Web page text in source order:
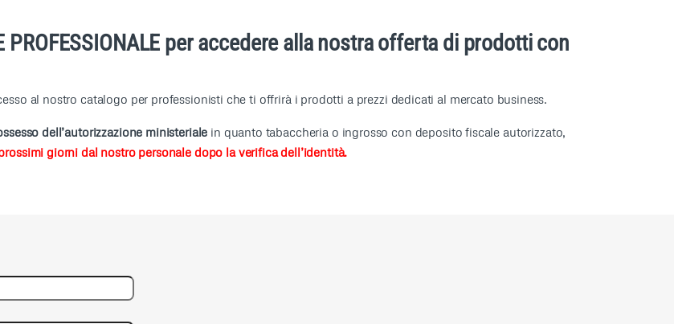
PROFESSIONALE per accedere alla nostra offerta di prodotti con
al nostro catalogo per professionisti che ti offrirà i prodotti a prezzi dedicati al mercato business.
dell’autorizzazione ministeriale in quanto tabaccheria o ingrosso con deposito fiscale autorizzato,
giorni dal nostro personale dopo la verifica dell’identità.